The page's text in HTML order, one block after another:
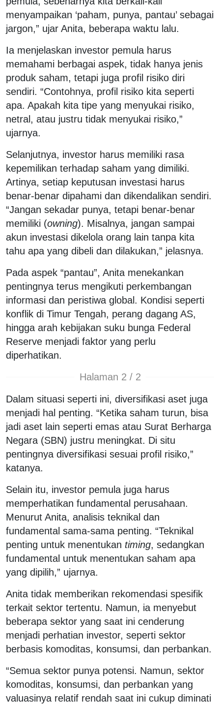
menyampaikan ‘paham, punya, pantau’ sebagai
jargon,” ujar Anita, beberapa waktu lalu.
Ia menjelaskan investor pemula harus
memahami berbagai aspek, tidak hanya jenis
produk saham, tetapi juga profil risiko diri
sendiri. “Contohnya, profil risiko kita seperti
apa. Apakah kita tipe yang menyukai risiko,
netral, atau justru tidak menyukai risiko,”
ujarnya.
Selanjutnya, investor harus memiliki rasa
kepemilikan terhadap saham yang dimiliki.
Artinya, setiap keputusan investasi harus
benar-benar dipahami dan dikendalikan sendiri.
“Jangan sekadar punya, tetapi benar-benar
memiliki (owning). Misalnya, jangan sampai
akun investasi dikelola orang lain tanpa kita
tahu apa yang dibeli dan dilakukan,” jelasnya.
Pada aspek “pantau”, Anita menekankan
pentingnya terus mengikuti perkembangan
informasi dan peristiwa global. Kondisi seperti
konflik di Timur Tengah, perang dagang AS,
hingga arah kebijakan suku bunga Federal
Reserve menjadi faktor yang perlu
diperhatikan.
Halaman 2 / 2
Dalam situasi seperti ini, diversifikasi aset juga
menjadi hal penting. “Ketika saham turun, bisa
jadi aset lain seperti emas atau Surat Berharga
Negara (SBN) justru meningkat. Di situ
pentingnya diversifikasi sesuai profil risiko,”
katanya.
Selain itu, investor pemula juga harus
memperhatikan fundamental perusahaan.
Menurut Anita, analisis teknikal dan
fundamental sama-sama penting. “Teknikal
penting untuk menentukan timing, sedangkan
fundamental untuk menentukan saham apa
yang dipilih,” ujarnya.
Anita tidak memberikan rekomendasi spesifik
terkait sektor tertentu. Namun, ia menyebut
beberapa sektor yang saat ini cenderung
menjadi perhatian investor, seperti sektor
berbasis komoditas, konsumsi, dan perbankan.
“Semua sektor punya potensi. Namun, sektor
komoditas, konsumsi, dan perbankan yang
valuasinya relatif rendah saat ini cukup diminati